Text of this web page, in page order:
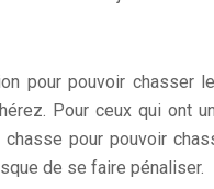
pour pouvoir
Pour ceux qui ont
pour pouvoir
de se faire pénaliser.